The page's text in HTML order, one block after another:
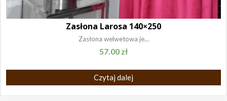
Zasłona Larosa 140×250
Zasłona welwetowa je...
57.00 zł
Czytaj dalej